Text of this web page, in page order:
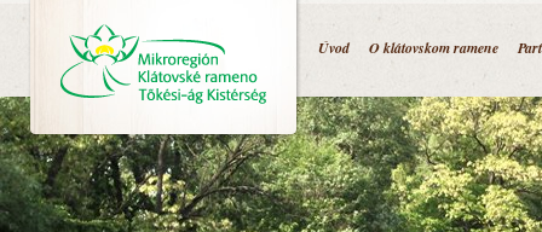
Úvod O klátovskom ramene